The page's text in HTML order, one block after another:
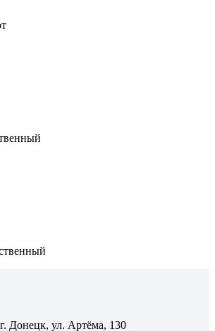
г. Донецк, ул. Артёма, 130